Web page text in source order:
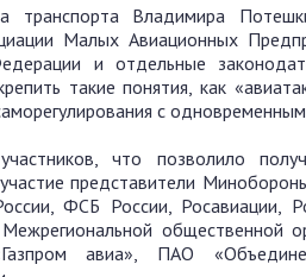
транспорта Владимира
Малых Авиационных
и отдельные
такие понятия, как
с
что позволило
представители
ФСБ России, Росавиации,
общественной
авиа», ПАО